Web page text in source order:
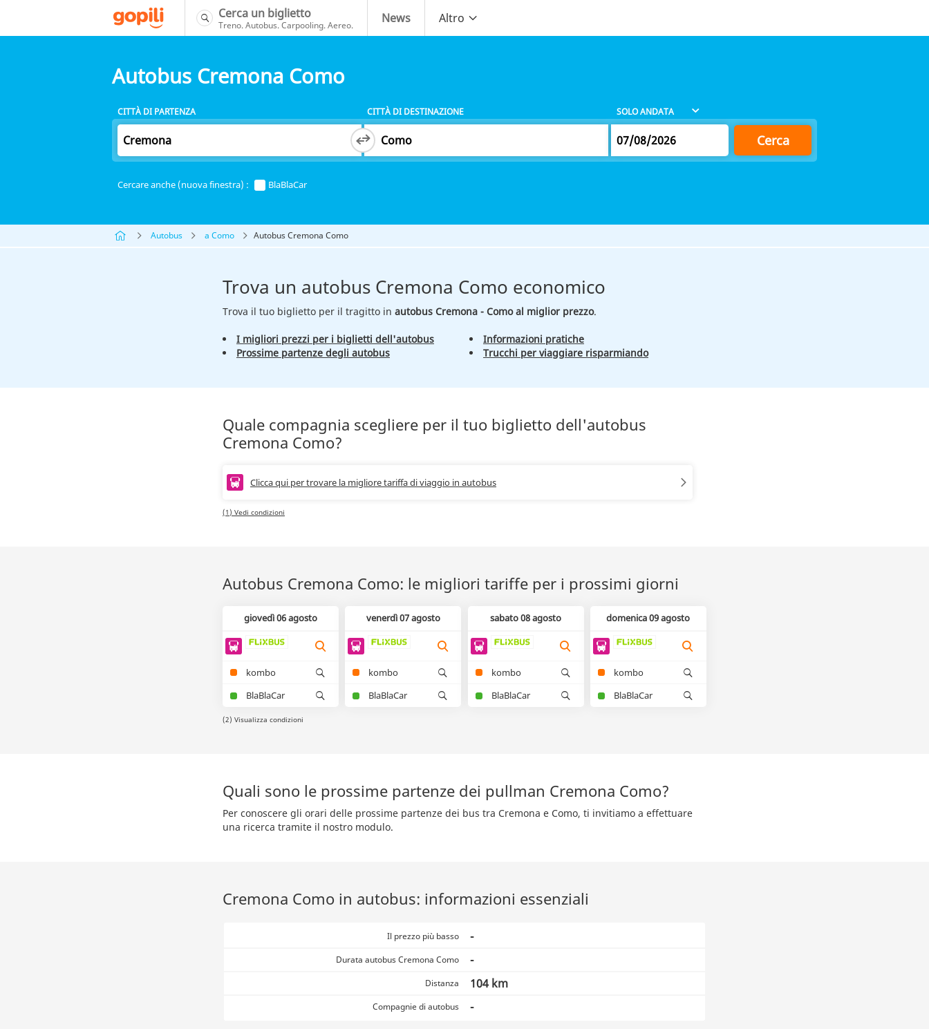
Cerca un biglietto
Treno. Autobus. Carpooling. Aereo. News Altro
Autobus Cremona Como
CITTÀ DI PARTENZA CITTÀ DI DESTINAZIONE
Cerca
Cercare anche (nuova finestra) : BlaBlaCar
Autobus a Como Autobus Cremona Como
Trova un autobus Cremona Como economico
Trova il tuo biglietto per il tragitto in autobus Cremona - Como al miglior prezzo.
I migliori prezzi per i biglietti dell'autobus
Prossime partenze degli autobus
Informazioni pratiche
Trucchi per viaggiare risparmiando
Quale compagnia scegliere per il tuo biglietto dell'autobus
Cremona Como?
Clicca qui per trovare la migliore tariffa di viaggio in autobus
(1) Vedi condizioni
Autobus Cremona Como: le migliori tariffe per i prossimi giorni
giovedì 06 agosto
kombo
BlaBlaCar
venerdì 07 agosto
kombo
BlaBlaCar
sabato 08 agosto
kombo
BlaBlaCar
domenica 09 agosto
kombo
BlaBlaCar
(2) Visualizza condizioni
Quali sono le prossime partenze dei pullman Cremona Como?
Per conoscere gli orari delle prossime partenze dei bus tra Cremona e Como, ti invitiamo a effettuare
una ricerca tramite il nostro modulo.
Cremona Como in autobus: informazioni essenziali
Il prezzo più basso -
Durata autobus Cremona Como -
Distanza 104 km
Compagnie di autobus -